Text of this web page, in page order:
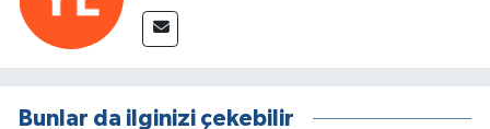
Bunlar da ilginizi çekebilir